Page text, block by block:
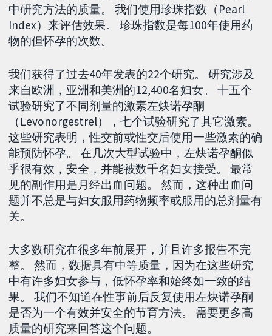
中研究方法的质量。 我们使用珍珠指数（Pearl
Index）来评估效果。 珍珠指数是每100年使用药
物的但怀孕的次数。
我们获得了过去40年发表的22个研究。 研究涉及
来自欧洲，亚洲和美洲的12,400名妇女。 十五个
试验研究了不同剂量的激素左炔诺孕酮
（Levonorgestrel），七个试验研究了其它激素。
这些研究表明，性交前或性交后使用一些激素的确
能预防怀孕。 在几次大型试验中，左炔诺孕酮似
乎很有效，安全，并能被数千名妇女接受。 最常
见的副作用是月经出血问题。 然而，这种出血问
题并不总是与妇女服用药物频率或服用的总剂量有
关。
大多数研究在很多年前展开，并且许多报告不完
整。 然而，数据具有中等质量，因为在这些研究
中有许多妇女参与，低怀孕率和始终如一致的结
果。 我们不知道在性事前后反复使用左炔诺孕酮
是否为一个有效并安全的节育方法。 需要更多高
质量的研究来回答这个问题。